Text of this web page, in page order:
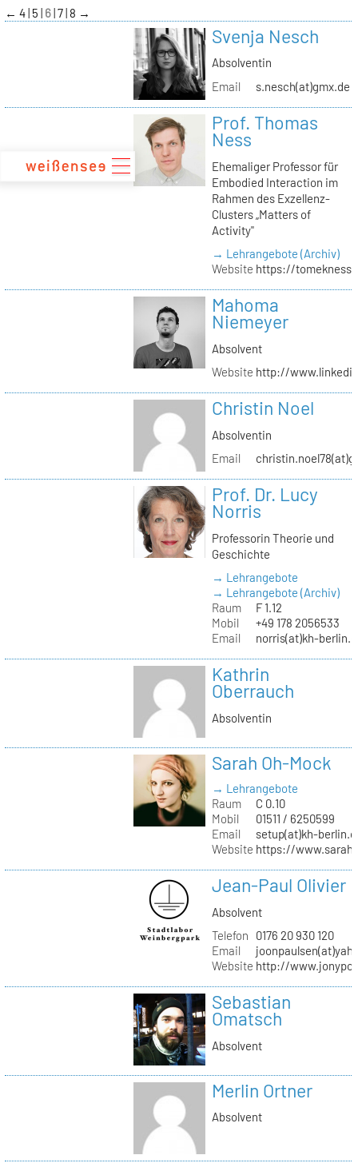
zum
Inhalt
← 4 5 6 7 8 →
Svenja Nesch
Absolventin
Email
s.nesch(at)gmx.de
Prof. Thomas
Ness
Ehemaliger Professor für
Embodied Interaction im
Rahmen des Exzellenz-
Clusters „Matters of
Activity"
→ Lehrangebote (Archiv)
Website https://
Mahoma
Niemeyer
Absolvent
Website http://
Christin Noel
Absolventin
Email
Prof. Dr. Lucy
Norris
Professorin Theorie und
Geschichte
→ Lehrangebote
→ Lehrangebote (Archiv)
Raum
F 1.12
Mobil
+49 178 2056533
Email
norris(at)kh-
Kathrin
Oberrauch
Absolventin
Sarah Oh-Mock
→ Lehrangebote
Raum
C 0.10
Mobil
01511 / 6250599
Email
setup(at)kh-
Website https://
Jean-Paul Olivier
Absolvent
Telefon
0176 20 930 120
Email
Website http://
Sebastian
Omatsch
Absolvent
Merlin Ortner
Absolvent